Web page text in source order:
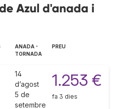
Azul d'anada i
ANADA -
TORNADA
PREU
14
d’agost
5 de
setembre
1.253 €
fa 3 dies